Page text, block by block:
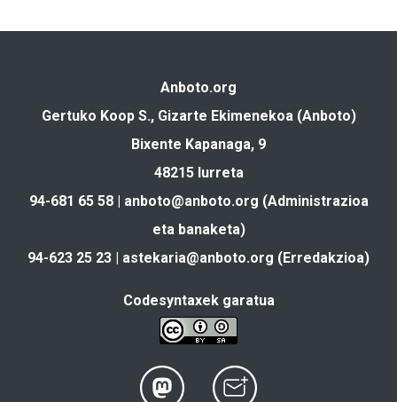
Anboto.org
Gertuko Koop S., Gizarte Ekimenekoa (Anboto)
Bixente Kapanaga, 9
48215 Iurreta
94-681 65 58 | anboto@anboto.org (Administrazioa
eta banaketa)
94-623 25 23 | astekaria@anboto.org (Erredakzioa)
Codesyntaxek garatua